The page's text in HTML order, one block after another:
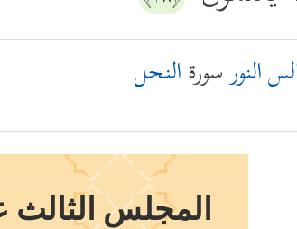
النورسورةالنحل
المجلس الثالث